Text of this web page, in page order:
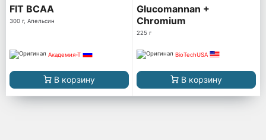
FIT BCAA
300 г, Апельсин
Академия-Т
В корзину
Glucomannan +
Chromium
225 г
BioTechUSA
В корзину